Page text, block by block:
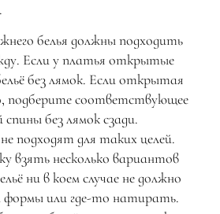
белья должны подходить
Если у платья открытые
без лямок. Если открытая
подберите соответствующее
без лямок сзади.
подходят для таких целей.
взять несколько вариантов
ни в коем случае не должно
формы или где-то натирать.